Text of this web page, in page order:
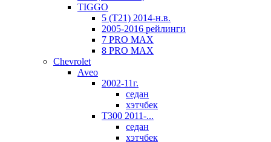
TIGGO
5 (T21) 2014-н.в.
2005-2016 рейлинги
7 PRO MAX
8 PRO MAX
Chevrolet
Aveo
2002-11г.
седан
хэтчбек
T300 2011-...
седан
хэтчбек